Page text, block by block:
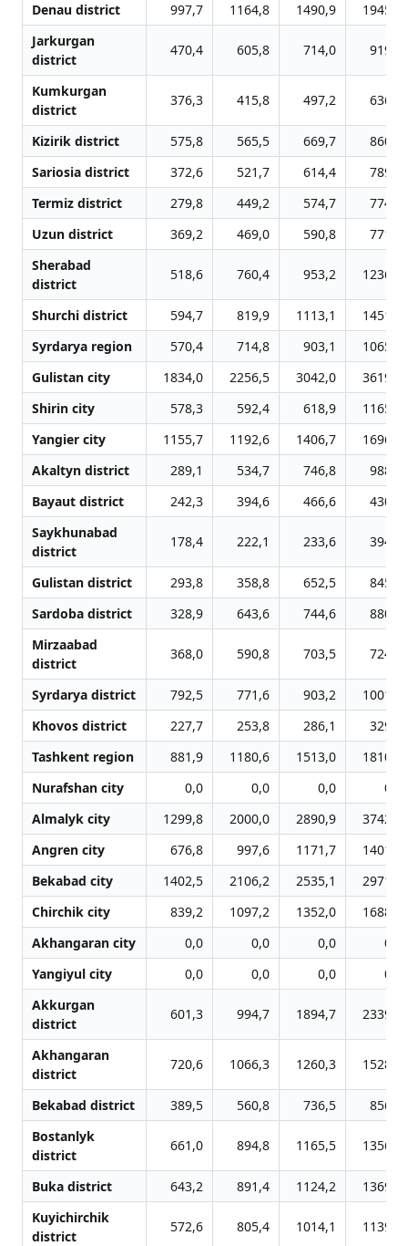
Denau district 997,7 1164,8 1490,9
1945,0
Jarkurgan
district
470,4 605,8 714,0 919,0
Kumkurgan
district
376,3 415,8 497,2 636,7
Kizirik district 575,8 565,5 669,7
860,3
Sariosia district
372,6 521,7 614,4
789,2
Termiz district
279,8 449,2 574,7
774,0
Uzun district
369,2 469,0 590,8
771,9
Sherabad
district
518,6 760,4 953,2 1236,0
Shurchi district 594,7 819,9 1113,1
1451,3
Syrdarya region
570,4 714,8 903,1
1065,1
Gulistan city
1834,0 2256,5 3042,0
3619,1
Shirin city
578,3 592,4 618,9
1165,6
Yangier city
1155,7 1192,6 1406,7
1696,3
Akaltyn district
289,1 534,7 746,8
988,8
Bayaut district
242,3 394,6 466,6
430,6
Saykhunabad
district
178,4 222,1 233,6 394,6
Gulistan district 293,8 358,8 652,5
845,8
Sardoba district
328,9 643,6 744,6
880,4
Mirzaabad
district
368,0 590,8 703,5 724,3
Syrdarya district 792,5 771,6 903,2
1001,0
Khovos district
227,7 253,8 286,1
329,2
Tashkent region
881,9 1180,6 1513,0
1810,4
Nurafshan city
0,0 0,0 0,0
0,0
Almalyk city
1299,8 2000,0 2890,9
3742,7
Angren city
676,8 997,6 1171,7
1401,3
Bekabad city
1402,5 2106,2 2535,1
2971,9
Chirchik city
839,2 1097,2 1352,0
1688,7
Akhangaran city
0,0 0,0 0,0
0,0
Yangiyul city
0,0 0,0 0,0
0,0
Akkurgan
district
601,3 994,7 1894,7 2339,6
Akhangaran
district
720,6 1066,3 1260,3 1528,4
Bekabad district 389,5 560,8 736,5
856,9
Bostanlyk
district
661,0 894,8 1165,5 1356,2
Buka district 643,2 891,4 1124,2
1369,6
Kuyichirchik
district
572,6 805,4 1014,1 1139,9